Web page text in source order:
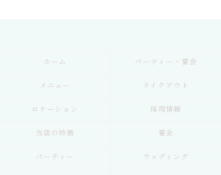
ホーム パーティー・宴会
メニュー テイクアウト
ロケーション 採用情報
当店の特徴 宴会
パーティー ウェディング